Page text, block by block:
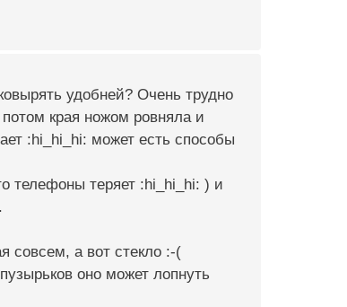
удобней? Очень трудно
края ножом ровняла и
:hi_hi_hi: может есть способы
телефоны теряет :hi_hi_hi: ) и
совсем, а вот стекло :-(
оно может лопнуть